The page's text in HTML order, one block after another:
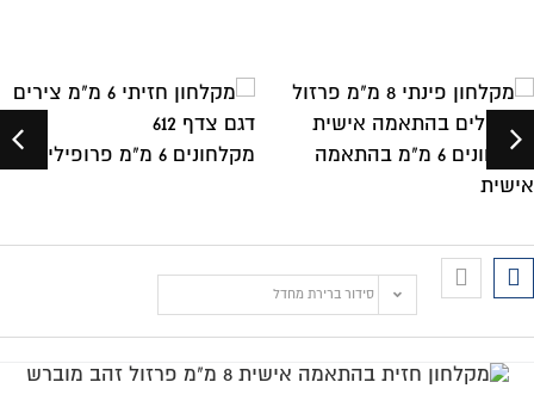
מקלחונים 6 מ"מ בהתאמה
אישית
מקלחונים 6 מ"מ פרופילים
סידור ברירת מחדל